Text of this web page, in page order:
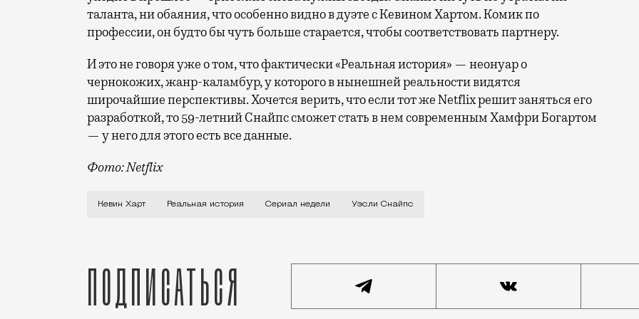
таланта, ни обаяния, что особенно видно в дуэте с Кевином Хартом. Комик по
профессии, он будто бы чуть больше старается, чтобы соответствовать партнеру.
И это не говоря уже о том, что фактически «Реальная история» — неонуар о
чернокожих, жанр-каламбур, у которого в нынешней реальности видятся
широчайшие перспективы. Хочется верить, что если тот же Netflix решит заняться его
разработкой, то 59-летний Снайпс сможет стать в нем современным Хамфри Богартом
— у него для этого есть все данные.
Фото: Netflix
Название сериала «Реальная история» несколько сбивает с толку, так что сразу
Кевин Харт Реальная история Сериал недели Уэсли Снайпс
Подписаться